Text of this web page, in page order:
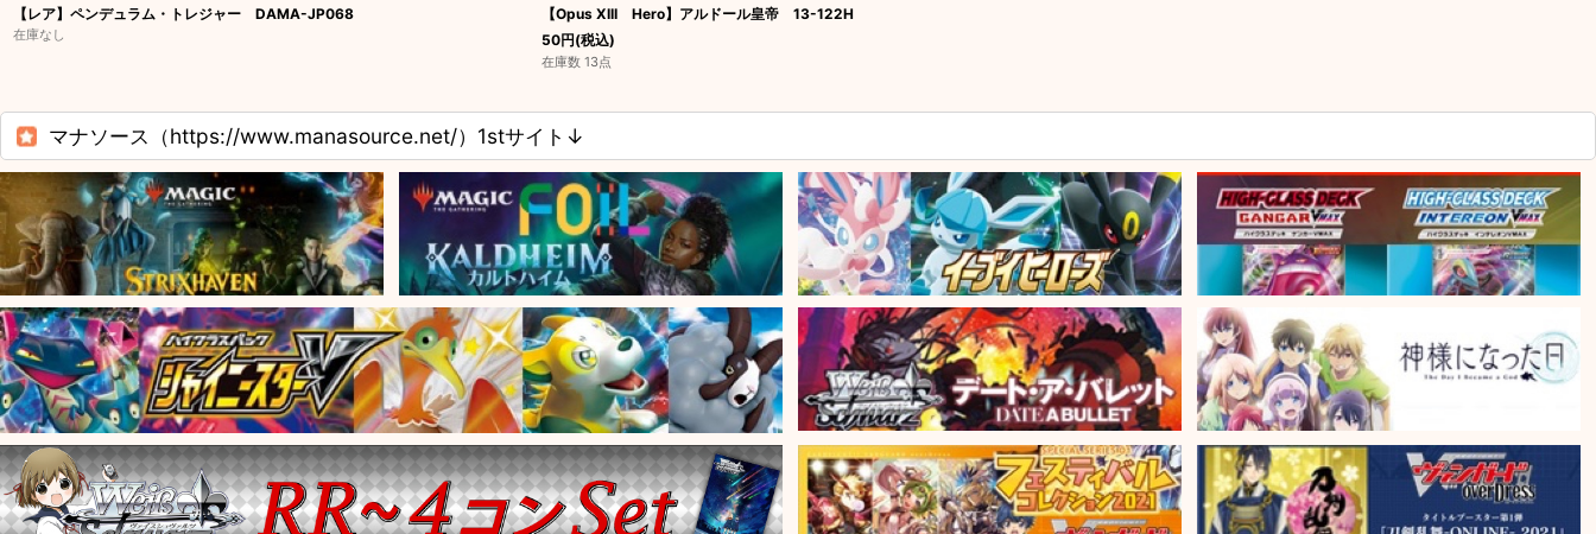
【レア】ペンデュラム・トレジャー DAMA-JP068
在庫なし
【Opus XIII Hero】アルドール皇帝 13-122H
50円(税込)
在庫数 13点
マナソース（https://www.manasource.net/）1stサイト↓